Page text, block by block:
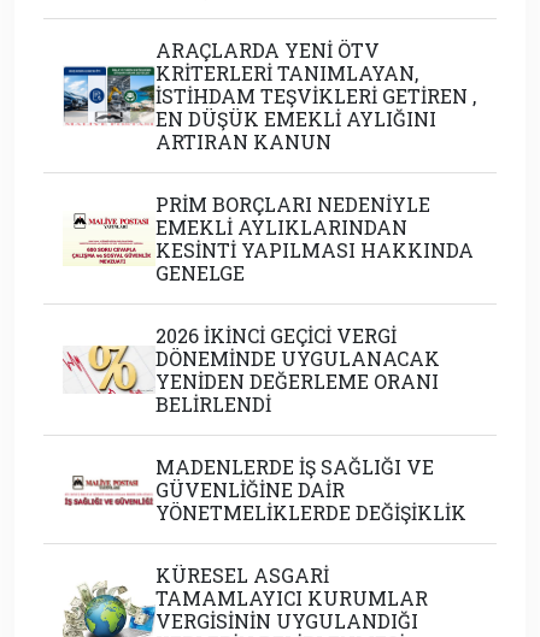
ARAÇLARDA YENİ ÖTV
KRİTERLERİ TANIMLAYAN,
İSTİHDAM TEŞVİKLERİ GETİREN ,
EN DÜŞÜK EMEKLİ AYLIĞINI
ARTIRAN KANUN
PRİM BORÇLARI NEDENİYLE
EMEKLİ AYLIKLARINDAN
KESİNTİ YAPILMASI HAKKINDA
GENELGE
2026 İKİNCİ GEÇİCİ VERGİ
DÖNEMİNDE UYGULANACAK
YENİDEN DEĞERLEME ORANI
BELİRLENDİ
MADENLERDE İŞ SAĞLIĞI VE
GÜVENLİĞİNE DAİR
YÖNETMELİKLERDE DEĞİŞİKLİK
KÜRESEL ASGARİ
TAMAMLAYICI KURUMLAR
VERGİSİNİN UYGULANDIĞI